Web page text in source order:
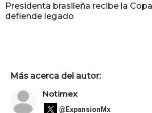
Presidenta brasileña recibe la
defiende legado
Más acerca del autor:
Notimex
@ExpansionMx